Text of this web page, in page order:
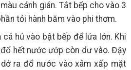
cánh gián. Tắt bếp cho vào 3
tỏi hành băm vào phi thơm.
hú vào bật bếp để lửa lớn. Khi
hết nước ướp còn dư vào. Đậy
ra đổ nước vào xâm xấp mặt